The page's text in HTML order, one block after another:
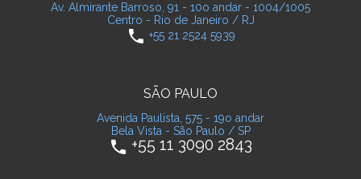
Av. Almirante Barroso, 91 - 10o andar - 1004/1005
Centro - Rio de Janeiro / RJ
phone +55 21 2524 5939
SÃO PAULO
Avenida Paulista, 575 - 19o andar
Bela Vista - São Paulo / SP
phone +55 11 3090 2843